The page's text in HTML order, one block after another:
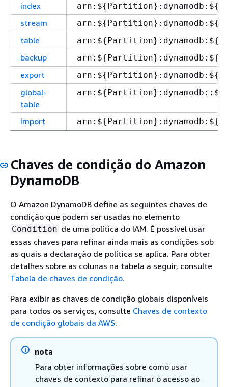
index arn:${Partition}:dynamodb:${
stream arn:${Partition}:dynamodb:${
table arn:${Partition}:dynamodb:${
backup arn:${Partition}:dynamodb:${
export arn:${Partition}:dynamodb:${
global-
table
arn:${Partition}:dynamodb::$
import arn:${Partition}:dynamodb:${
Chaves de condição do Amazon
DynamoDB
O Amazon DynamoDB define as seguintes chaves de
condição que podem ser usadas no elemento
Condition de uma política do IAM. É possível usar
essas chaves para refinar ainda mais as condições sob
as quais a declaração de política se aplica. Para obter
detalhes sobre as colunas na tabela a seguir, consulte
Tabela de chaves de condição.
Para exibir as chaves de condição globais disponíveis
para todos os serviços, consulte Chaves de contexto
de condição globais da AWS.
nota
Para obter informações sobre como usar
chaves de contexto para refinar o acesso ao